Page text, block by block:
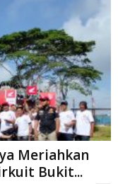
Meriahkan
Bukit...